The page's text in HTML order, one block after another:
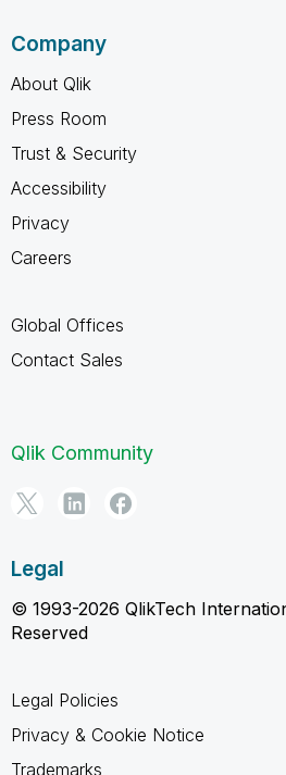
Company
About Qlik
Press Room
Trust & Security
Accessibility
Privacy
Careers
Global Offices
Contact Sales
Qlik Community
Legal
© 1993-2026 QlikTech
Reserved
Legal Policies
Privacy & Cookie Notice
Trademarks